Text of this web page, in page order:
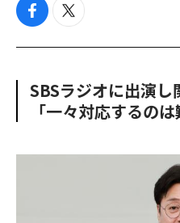
f
c
o
t
i
e
r
SBSラジオに出演
「一々対応するのは